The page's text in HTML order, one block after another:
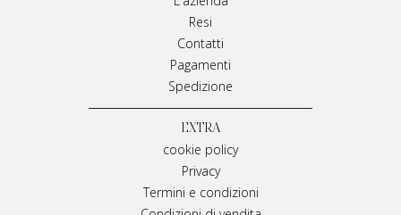
Resi
Contatti
Pagamenti
Spedizione
EXTRA
cookie policy
Privacy
Termini e condizioni